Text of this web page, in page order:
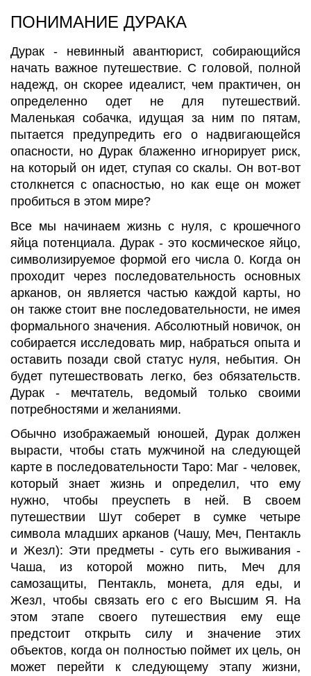
ПОНИМАНИЕ ДУРАКА
Дурак - невинный авантюрист, собирающийся
начать важное путешествие. С головой, полной
надежд, он скорее идеалист, чем практичен, он
определенно одет не для путешествий.
Маленькая собачка, идущая за ним по пятам,
пытается предупредить его о надвигающейся
опасности, но Дурак блаженно игнорирует риск,
на который он идет, ступая со скалы. Он вот-вот
столкнется с опасностью, но как еще он может
пробиться в этом мире?
Все мы начинаем жизнь с нуля, с крошечного
яйца потенциала. Дурак - это космическое яйцо,
символизируемое формой его числа 0. Когда он
проходит через последовательность основных
арканов, он является частью каждой карты, но
он также стоит вне последовательности, не имея
формального значения. Абсолютный новичок, он
собирается исследовать мир, набраться опыта и
оставить позади свой статус нуля, небытия. Он
будет путешествовать легко, без обязательств.
Дурак - мечтатель, ведомый только своими
потребностями и желаниями.
Обычно изображаемый юношей, Дурак должен
вырасти, чтобы стать мужчиной на следующей
карте в последовательности Таро: Маг - человек,
который знает жизнь и определил, что ему
нужно, чтобы преуспеть в ней. В своем
путешествии Шут соберет в сумке четыре
символа младших арканов (Чашу, Меч, Пентакль
и Жезл): Эти предметы - суть его выживания -
Чаша, из которой можно пить, Меч для
самозащиты, Пентакль, монета, для еды, и
Жезл, чтобы связать его с его Высшим Я. На
этом этапе своего путешествия ему еще
предстоит открыть силу и значение этих
объектов, когда он полностью поймет их цель, он
может перейти к следующему этапу жизни,